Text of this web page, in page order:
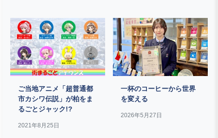
ご当地アニメ「超普通都
市カシワ伝説」が柏をま
るごとジャック!?
2021年8月25日
一杯のコーヒーから世界
を変える
2026年5月27日